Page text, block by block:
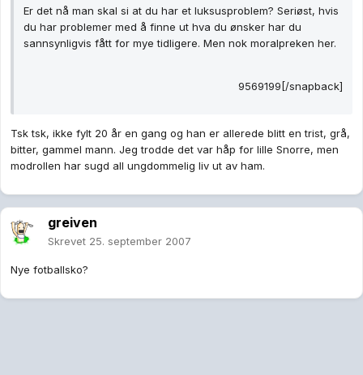
Er det nå man skal si at du har et luksusproblem? Seriøst, hvis
du har problemer med å finne ut hva du ønsker har du
sannsynligvis fått for mye tidligere. Men nok moralpreken her.
9569199[/snapback]
Tsk tsk, ikke fylt 20 år en gang og han er allerede blitt en trist, grå,
bitter, gammel mann. Jeg trodde det var håp for lille Snorre, men
modrollen har sugd all ungdommelig liv ut av ham.
greiven
Skrevet 25. september 2007
Nye fotballsko?